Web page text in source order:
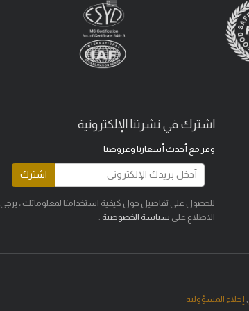
اشترك في نشرتنا الإلكترونية
وفر مع أحدث أسعارنا وعروضنا
اشترك
للحصول على تفاصيل حول كيفية استخدامنا لمعلوماتك ، يرجى
الاطلاع على سياسة الخصوصية
إخلاء المسؤولية